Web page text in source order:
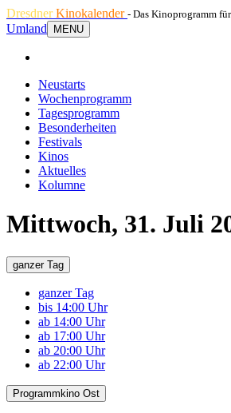
DresdnerKinokalender - Das Kinoprogramm
Umland
MENU
Neustarts
Wochenprogramm
Tagesprogramm
Besonderheiten
Festivals
Kinos
Aktuelles
Kolumne
Mittwoch, 31. Juli
ganzer Tag
ganzer Tag
bis 14:00 Uhr
ab 14:00 Uhr
ab 17:00 Uhr
ab 20:00 Uhr
ab 22:00 Uhr
Programmkino Ost